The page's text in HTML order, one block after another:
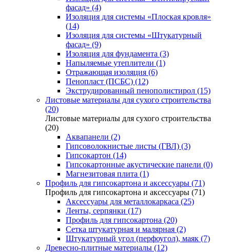
фасад» (4)
Изоляция для системы «Плоская кровля»
(14)
Изоляция для системы «Штукатурный
фасад» (9)
Изоляция для фундамента (3)
Напыляемые утеплители (1)
Отражающая изоляция (6)
Пенопласт (ПСБС) (12)
Экструдированный пенополистирол (15)
Листовые материалы для сухого строительства
(20)
Листовые материалы для сухого строительства
(20)
Аквапанели (2)
Гипсоволокнистые листы (ГВЛ) (3)
Гипсокартон (14)
Гипсокартонные акустические панели (0)
Магнезитовая плита (1)
Профиль для гипсокартона и аксессуары (71)
Профиль для гипсокартона и аксессуары (71)
Аксессуары для металлокаркаса (25)
Ленты, серпянки (17)
Профиль для гипсокартона (20)
Сетка штукатурная и малярная (2)
Штукатурный угол (перфоугол), маяк (7)
Древесно-плитные материалы (12)